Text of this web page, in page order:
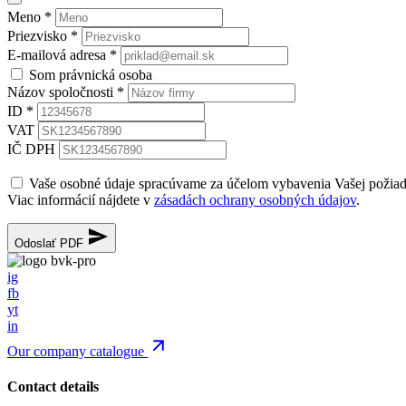
Meno *
Priezvisko *
E-mailová adresa *
Som právnická osoba
Názov spoločnosti *
ID *
VAT
IČ DPH
Vaše osobné údaje spracúvame za účelom vybavenia Vašej
Viac informácií nájdete v zásadách ochrany osobných údajov.
Odoslať PDF
ig
fb
yt
in
Our company catalogue
Contact details